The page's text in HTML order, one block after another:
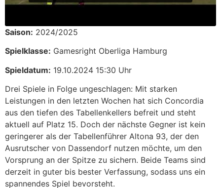
Saison: 2024/2025
Spielklasse: Gamesright Oberliga Hamburg
Spieldatum: 19.10.2024 15:30 Uhr
Drei Spiele in Folge ungeschlagen: Mit starken
Leistungen in den letzten Wochen hat sich Concordia
aus den tiefen des Tabellenkellers befreit und steht
aktuell auf Platz 15. Doch der nächste Gegner ist kein
geringerer als der Tabellenführer Altona 93, der den
Ausrutscher von Dassendorf nutzen möchte, um den
Vorsprung an der Spitze zu sichern. Beide Teams sind
derzeit in guter bis bester Verfassung, sodass uns ein
spannendes Spiel bevorsteht.